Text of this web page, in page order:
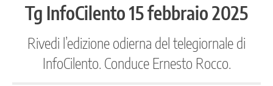
Tg InfoCilento 15 febbraio 2025
Rivedi l’edizione odierna del telegiornale di
InfoCilento. Conduce Ernesto Rocco.